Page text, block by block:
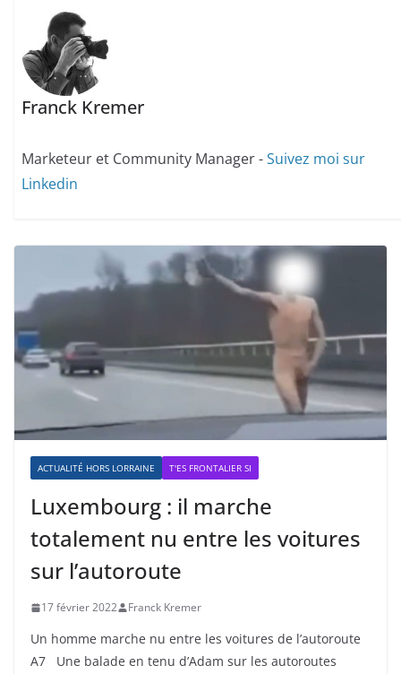
Franck Kremer
Marketeur et Community Manager -Suivez moi sur
Linkedin
ACTUALITÉ HORS LORRAINE T'ES FRONTALIER SI
Luxembourg : il marche
totalement nu entre les voitures
sur l’autoroute
17 février 2022 Franck Kremer
Un homme marche nu entre les voitures de l’autoroute
A7 Une balade en tenu d’Adam sur les autoroutes